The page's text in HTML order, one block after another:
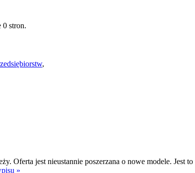
0 stron.
,
Oferta jest nieustannie poszerzana o nowe modele. Jest
»